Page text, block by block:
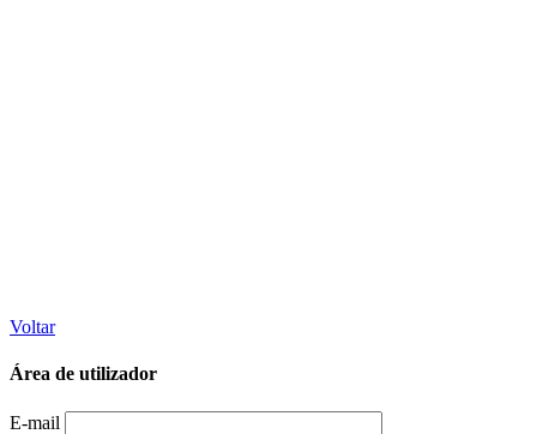
Voltar
Área de utilizador
E-mail